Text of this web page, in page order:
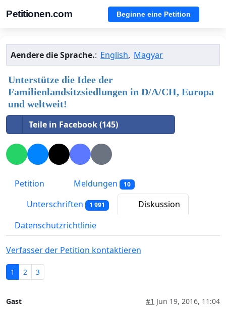
Petitionen.com Beginne eine Petition
Aendere die Sprache.: English, Magyar
Unterstütze die Idee der
Familienlandsitzsiedlungen in D/A/CH, Europa
und weltweit!
Teile in Facebook (145)
Petition Meldungen 10
Unterschriften 1 991
Diskussion
Datenschutzrichtlinie
Verfasser der Petition kontaktieren
1 2 3
Gast #1 Jun 19, 2016, 11:04